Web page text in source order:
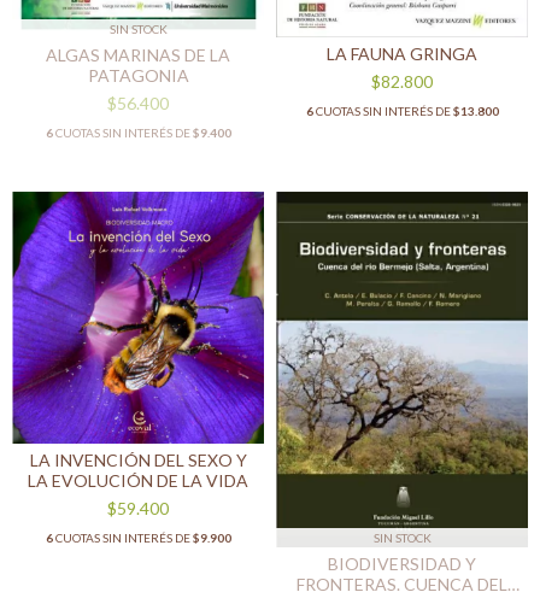
SIN STOCK
ALGAS MARINAS DE LA
PATAGONIA
$56.400
6CUOTAS SIN INTERÉS DE$9.400
LA FAUNA GRINGA
$82.800
6CUOTAS SIN INTERÉS DE$13.800
LA INVENCIÓN DEL SEXO Y
LA EVOLUCIÓN DE LA VIDA
$59.400
6CUOTAS SIN INTERÉS DE$9.900 SIN STOCK
BIODIVERSIDAD Y
FRONTERAS. CUENCA DEL